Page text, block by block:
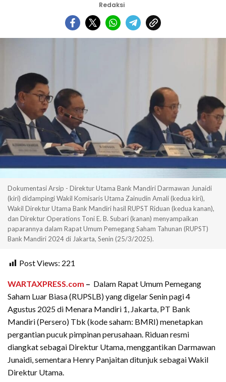
Redaksi
Dokumentasi Arsip - Direktur Utama Bank Mandiri Darmawan Junaidi
(kiri) didampingi Wakil Komisaris Utama Zainudin Amali (kedua kiri),
Wakil Direktur Utama Bank Mandiri hasil RUPST Riduan (kedua kanan),
dan Direktur Operations Toni E. B. Subari (kanan) menyampaikan
paparannya dalam Rapat Umum Pemegang Saham Tahunan (RUPST)
Bank Mandiri 2024 di Jakarta, Senin (25/3/2025).
Post Views: 221
WARTAXPRESS.com – Dalam Rapat Umum Pemegang
Saham Luar Biasa (RUPSLB) yang digelar Senin pagi 4
Agustus 2025 di Menara Mandiri 1, Jakarta, PT Bank
Mandiri (Persero) Tbk (kode saham: BMRI) menetapkan
pergantian pucuk pimpinan perusahaan. Riduan resmi
diangkat sebagai Direktur Utama, menggantikan Darmawan
Junaidi, sementara Henry Panjaitan ditunjuk sebagai Wakil
Direktur Utama.